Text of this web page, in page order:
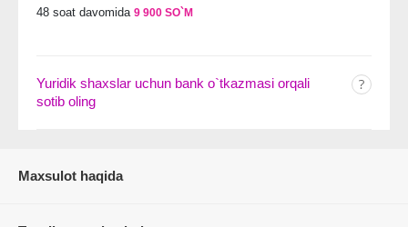
48 soat davomida 9 900 SO`M
Yuridik shaxslar uchun bank o`tkazmasi orqali
sotib oling
Maxsulot haqida